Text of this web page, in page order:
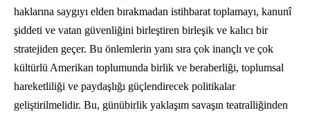
haklarına saygıyı elden bırakmadan istihbarat toplamayı, kanunî
şiddeti ve vatan güvenliğini birleştiren birleşik ve kalıcı bir
stratejiden geçer. Bu önlemlerin yanı sıra çok inançlı ve çok
kültürlü Amerikan toplumunda birlik ve beraberliği, toplumsal
hareketliliği ve paydaşlığı güçlendirecek politikalar
geliştirilmelidir. Bu, günübirlik yaklaşım savaşın teatralliğinden